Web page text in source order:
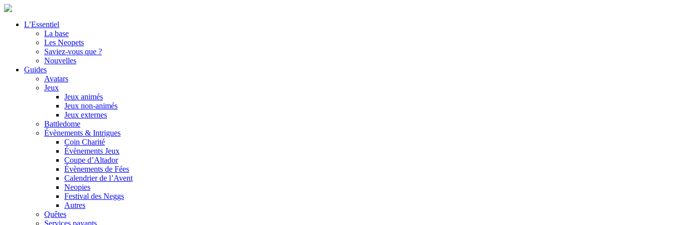
L’Essentiel
La base
Les Neopets
Saviez-vous que ?
Nouvelles
Guides
Avatars
Jeux
Jeux animés
Jeux non-animés
Jeux externes
Battledome
Évènements & Intrigues
Coin Charité
Évènements Jeux
Coupe d’Altador
Évènements de Fées
Calendrier de l’Avent
Neopies
Festival des Neggs
Autres
Quêtes
Services payants